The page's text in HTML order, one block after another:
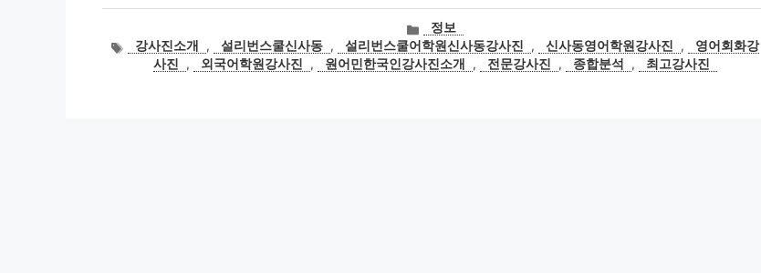
카
테
고
정보
태강사진소개 , 설리번스쿨신사동 , 설리번스쿨어학원신사동강사진 , 신사동영어학원강사진 ,
영어회화강
사진
, 외국어학원강사진 , 원어민한국인강사진소개 , 전문강사진 , 종합분석 , 최고강사진